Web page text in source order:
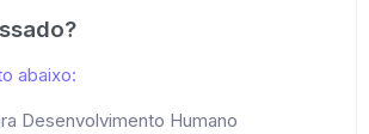
abaixo:
Desenvolvimento Humano